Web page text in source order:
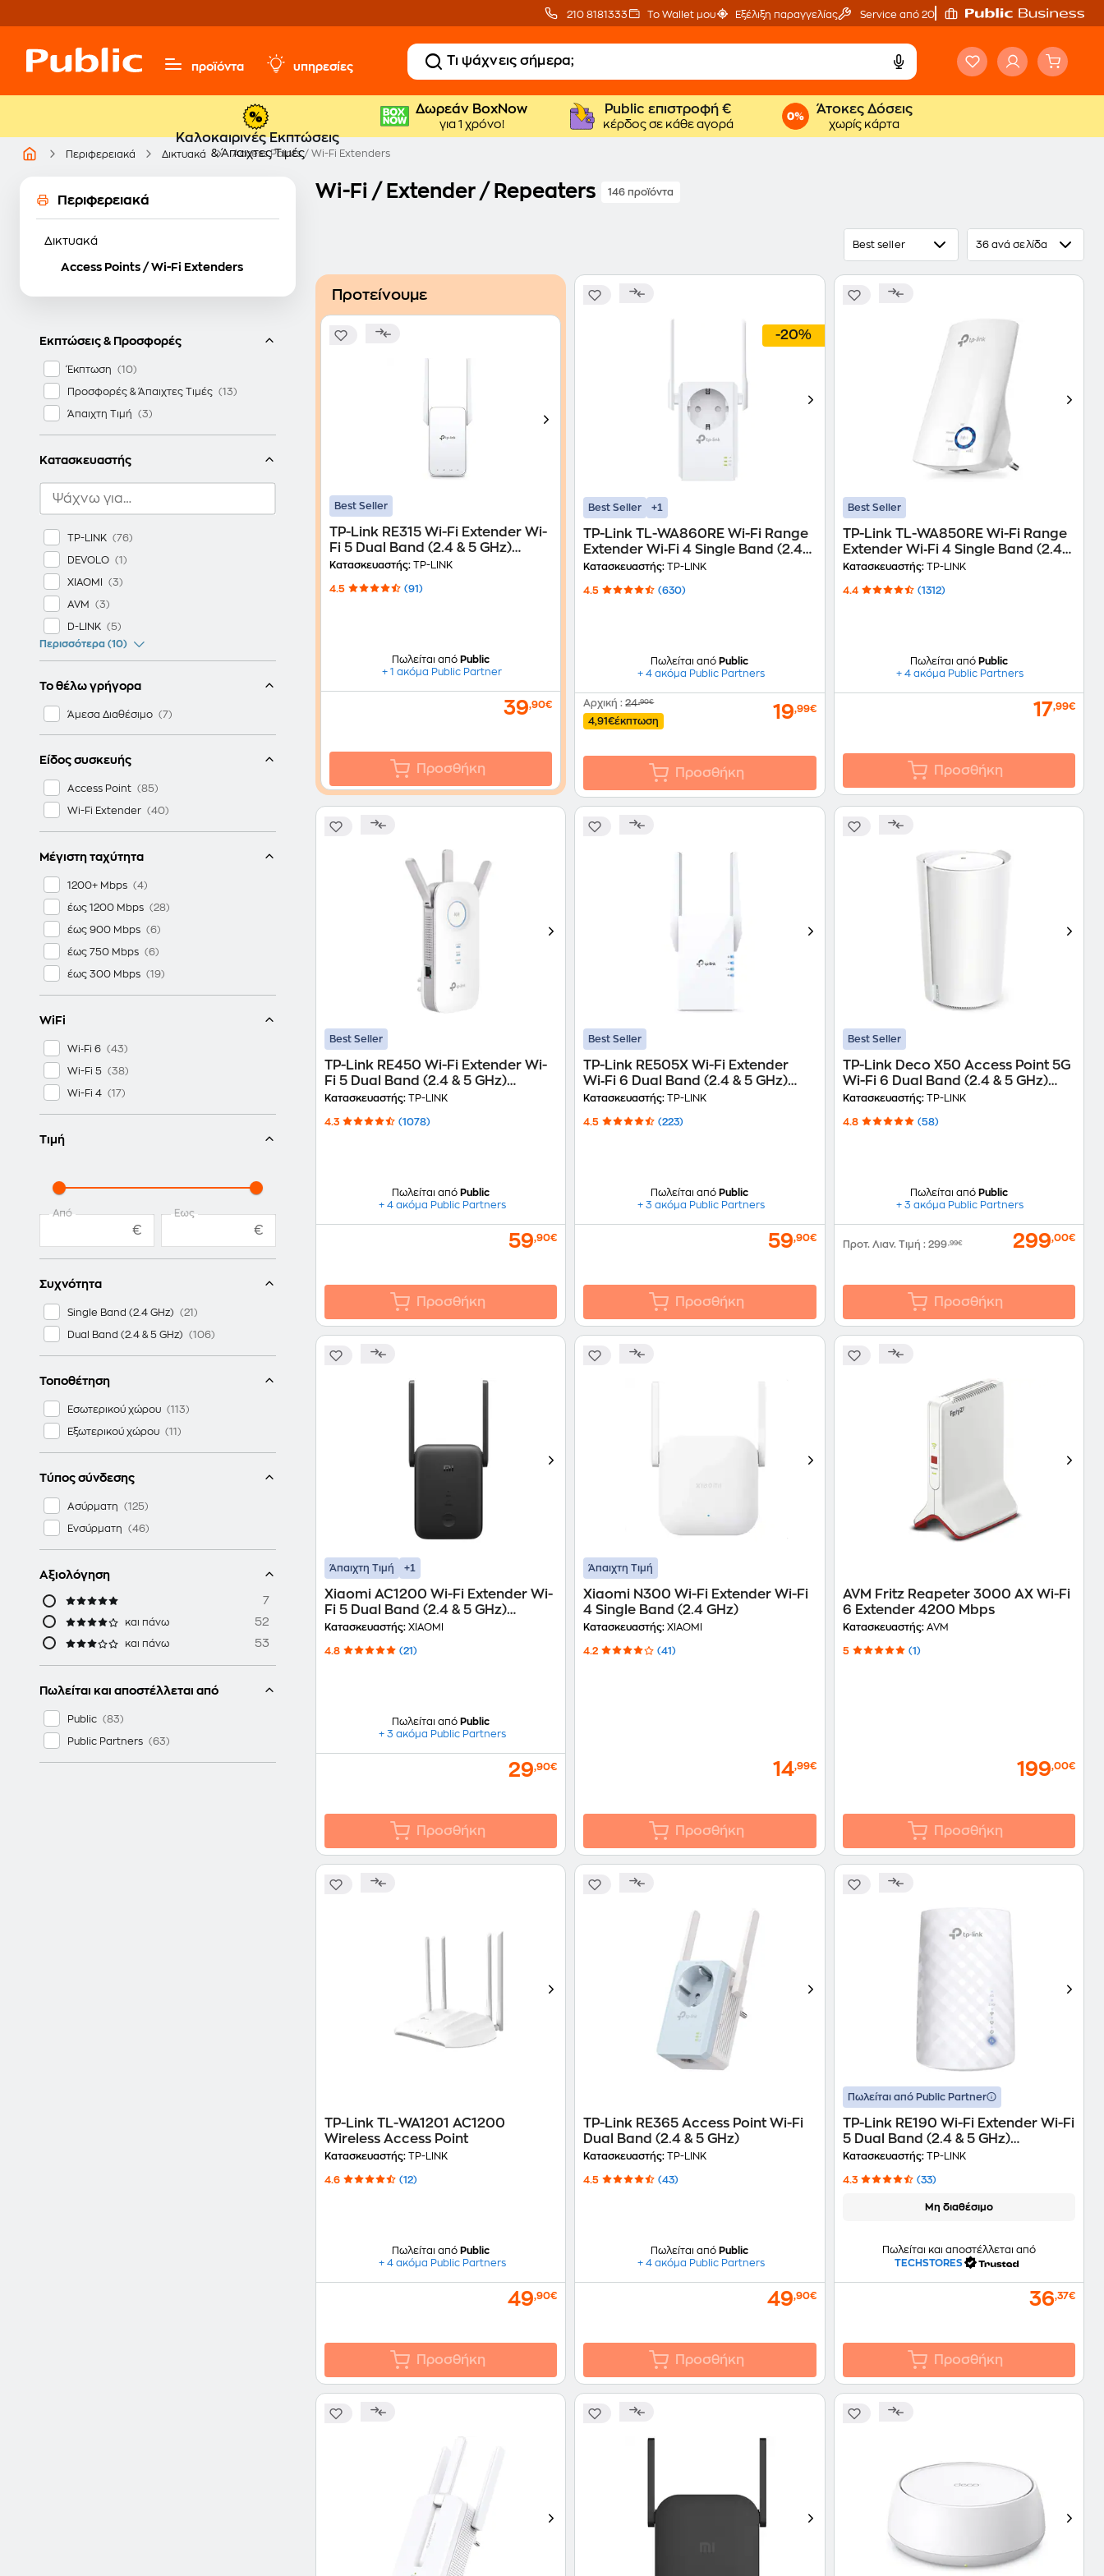
210 8181333 Το Wallet μου Εξέλιξη παραγγελίας Service από 20'
προϊόντα υπηρεσίες
Καλοκαιρινές Εκπτώσεις
& Άπαιχτες Τιμές
Δωρεάν BoxNow
για 1 χρόνο!
Public επιστροφή €
κέρδος σε κάθε αγορά
Άτοκες Δόσεις
χωρίς κάρτα
Περιφερειακά Δικτυακά Access Points / Wi-Fi Extenders
Περιφερειακά
Δικτυακά
Access Points / Wi-Fi Extenders
Εκπτώσεις & Προσφορές
Έκπτωση
Προσφορές & Άπαιχτες Τιμές
Άπαιχτη Τιμή
Κατασκευαστής
TP-LINK
DEVOLO
XIAOMI
AVM
D-LINK
Περισσότερα (10)
Το θέλω γρήγορα
Άμεσα Διαθέσιμο
Είδος συσκευής
Access Point
Wi-Fi Extender
Μέγιστη ταχύτητα
1200+ Mbps
έως 1200 Mbps
έως 900 Mbps
έως 750 Mbps
έως 300 Mbps
WiFi
Wi‑Fi 6
Wi-Fi 5
Wi-Fi 4
Τιμή
Από
€
Έως
€
Συχνότητα
Single Band (2.4 GHz)
Dual Band (2.4 & 5 GHz)
Τοποθέτηση
Εσωτερικού χώρου
Εξωτερικού χώρου
Τύπος σύνδεσης
Ασύρματη
Ενσύρματη
Αξιολόγηση
7
και πάνω 52
και πάνω 53
Πωλείται και αποστέλλεται από
Public
Public Partners
Wi-Fi / Extender / Repeaters 146 προϊόντα
Best seller 36 ανά σελίδα
Προτείνουμε
Best Seller
TP-Link RE315 Wi-Fi Extender Wi-
Fi 5 Dual Band (2.4 & 5 GHz)
1200Mbps
Κατασκευαστής: TP-LINK
4.5 (91)
Πωλείται από Public
+ 1 ακόμα Public Partner
39,90€
Προσθήκη
-20%
Best Seller +1
TP-Link TL-WA860RE Wi-Fi Range
Extender Wi‑Fi 4 Single Band (2.4
GHz) 300 Mbps
Κατασκευαστής: TP-LINK
4.5 (630)
Πωλείται από Public
+ 4 ακόμα Public Partners
Αρχική:24,90€
4,91€έκπτωση 19,99€
Προσθήκη
Best Seller
TP-Link TL-WA850RE Wi-Fi Range
Extender Wi‑Fi 4 Single Band (2.4
GHz) 300 Mbps
Κατασκευαστής:TP-LINK
4.4 (1312)
Πωλείται από Public
+ 4 ακόμα Public Partners
17,99€
Προσθήκη
Best Seller
TP-Link RE450 Wi-Fi Extender Wi-
Fi 5 Dual Band (2.4 & 5 GHz)
1200Mbps
Κατασκευαστής: TP-LINK
4.3 (1078)
Πωλείται από Public
+ 4 ακόμα Public Partners
59,90€
Προσθήκη
Best Seller
TP-Link RE505X Wi-Fi Extender
Wi‑Fi 6 Dual Band (2.4 & 5 GHz)
1200Mbps
Κατασκευαστής: TP-LINK
4.5 (223)
Πωλείται από Public
+ 3 ακόμα Public Partners
59,90€
Προσθήκη
Best Seller
TP-Link Deco X50 Access Point 5G
Wi-Fi 6 Dual Band (2.4 & 5 GHz)
2.5Gbps Ver.2.0
Κατασκευαστής:TP-LINK
4.8 (58)
Πωλείται από Public
+ 3 ακόμα Public Partners
Προτ. Λιαν. Τιμή : 299,99€ 299,00€
Προσθήκη
Άπαιχτη Τιμή +1
Xiaomi AC1200 Wi-Fi Extender Wi-
Fi 5 Dual Band (2.4 & 5 GHz)
867Mbps
Κατασκευαστής: XIAOMI
4.8 (21)
Πωλείται από Public
+ 3 ακόμα Public Partners
29,90€
Προσθήκη
Άπαιχτη Τιμή
Xiaomi N300 Wi-Fi Extender Wi-Fi
4 Single Band (2.4 GHz)
Κατασκευαστής: XIAOMI
4.2 (41)
14,99€
Προσθήκη
AVM Fritz Reapeter 3000 AX Wi-Fi
6 Extender 4200 Mbps
Κατασκευαστής:AVM
5 (1)
199,00€
Προσθήκη
TP-Link TL-WA1201 AC1200
Wireless Access Point
Κατασκευαστής: TP-LINK
4.6 (12)
Πωλείται από Public
+ 4 ακόμα Public Partners
49,90€
Προσθήκη
TP-Link RE365 Access Point Wi-Fi
Dual Band (2.4 & 5 GHz)
Κατασκευαστής: TP-LINK
4.5 (43)
Πωλείται από Public
+ 4 ακόμα Public Partners
49,90€
Προσθήκη
Πωλείται από Public Partner
TP-Link RE190 Wi-Fi Extender Wi-Fi
5 Dual Band (2.4 & 5 GHz)
600Mbps
Κατασκευαστής:TP-LINK
4.3 (33)
Μη διαθέσιμο
Πωλείται και αποστέλλεται από
TECHSTORES
36,37€
Προσθήκη